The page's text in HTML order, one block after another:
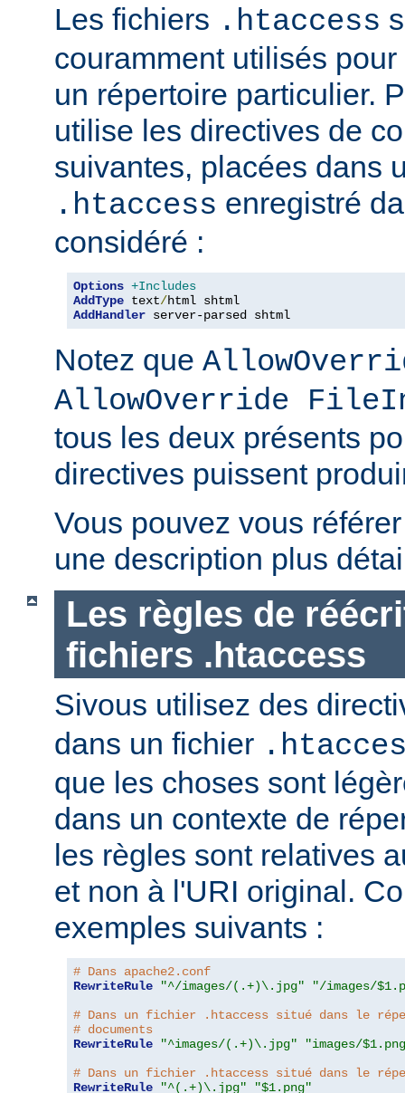
Les fichiers .htaccess
couramment utilisés
un répertoire particulier.
utilise les directives de
suivantes, placées dans
.htaccess enregistré
considéré :
Options +Includes
AddType text/
AddHandler server-parsed shtml
Notez que
AllowOverride
tous les deux présents
directives puissent
Vous pouvez vous
une description plus
Les règles de
fichiers .htaccess
Sivous utilisez des
dans un fichier
que les choses sont
dans un contexte de
les règles sont relatives
et non à l'URI original.
exemples suivants :
# Dans apache2.conf
RewriteRule
"^/images/(.+)\.jpg"
"/images/
# Dans un fichier .htaccess situé dans le
# documents
RewriteRule
"^images/(.+)\.jpg"
"images/
# Dans un fichier .htaccess situé dans le
RewriteRule
"^(.+)\.jpg" "$1.png"